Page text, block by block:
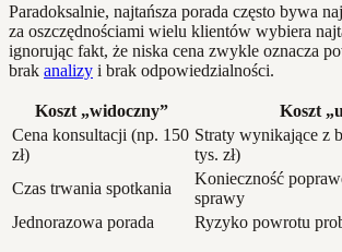
Paradoksalnie, najtańsza porada często bywa
za oszczędnościami wielu klientów wybiera
ignorując fakt, że niska cena zwykle oznacza
brak analizy i brak odpowiedzialności.
Koszt „widoczny”
Koszt
Cena konsultacji (np. 150
zł)
Straty wynikające z
tys. zł)
Czas trwania spotkania
Konieczność
sprawy
Jednorazowa porada
Ryzyko powrotu